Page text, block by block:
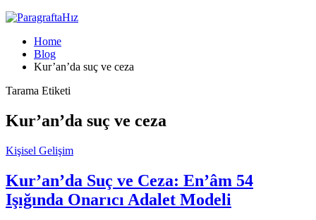
Home
Blog
Kur’an’da suç ve ceza
Tarama Etiketi
Kur’an’da suç ve ceza
Kişisel Gelişim
Kur’an’da Suç ve Ceza: En’âm 54
Işığında Onarıcı Adalet Modeli